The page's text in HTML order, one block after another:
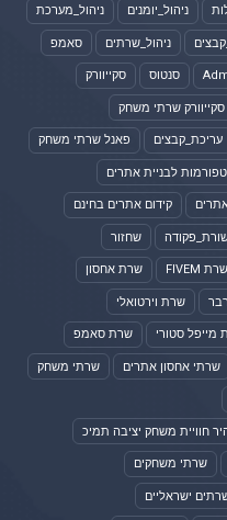
ניהול_יומנים ניהול_מערכת
ניהול_שרתים סאמפ
סנטוס סקייוורק
סקייוורק שרתי משחק
עריכת_קבצים פאנל שרתי משחק
לבניית אתרים
קידום אתרים בחינם
שחזור
שרת FIVEM שרת אחסון
שרת וירטואלי
מייפל סטורי שרת סאמפ
שרתי אחסון אתרים שרתי משחק
חוויית משחק יציבה תמיכ
שרתי משחקים
ישראליים